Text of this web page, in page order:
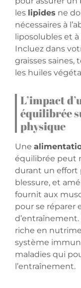
les lipides ne
nécessaires à
liposolubles et
Incluez dans
graisses saines,
les huiles
L’impact
équilibrée
physique
Une
équilibrée peut
durant un effort
blessure, et
fournit aux
pour se réparer
riche en
système
maladies qui
l’entraînement.